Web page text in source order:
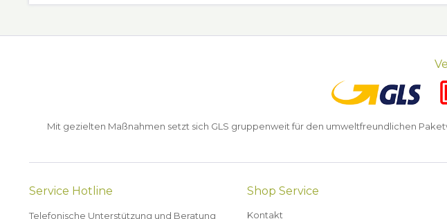
Mit gezielten Maßnahmen setzt sich GLS gruppenweit für den umweltfreundlichen
Service Hotline
Telefonische Unterstützung und Beratung
Shop Service
Kontakt